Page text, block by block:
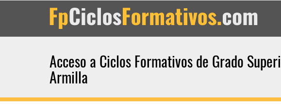
Acceso a Ciclos Formativos de Grado
Armilla